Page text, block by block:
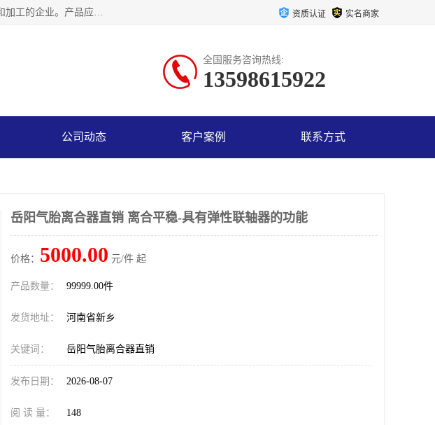
河南大林橡胶通信器材有限公司是一个专注于各种橡胶件、离合器及配件、泥浆泵及配件等产品设计制造和加工的企业。产品应用于矿山、冶金、石油、钢铁、化工、水泥、船舶、造纸、通用机械等各种大功率机械传动或制动装置。 资质认证 实名商家
全国服务咨询热线:
13598615922
公司动态 客户案例 联系方式
岳阳气胎离合器直销 离合平稳-具有弹性联轴器的功能
价格： 5000.00 元/件 起
产品数量： 99999.00件
发货地址： 河南省新乡
关键词： 岳阳气胎离合器直销
发布日期： 2026-08-07
阅 读 量： 148